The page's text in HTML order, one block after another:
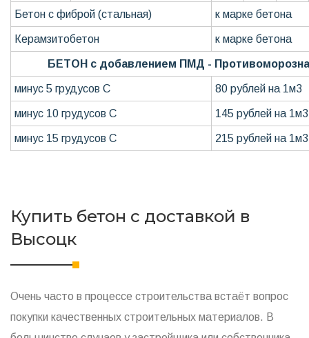
Бетон с фиброй (стальная) к марке бетона
Керамзитобетон к марке бетона
БЕТОН с добавлением ПМД -
минус 5 грудусов С 80 рублей на 1м3
минус 10 грудусов С 145 рублей на 1м3
минус 15 грудусов С 215 рублей на 1м3
Купить бетон с доставкой в
Высоцк
Очень часто в процессе строительства встаёт вопрос
покупки качественных строительных материалов. В